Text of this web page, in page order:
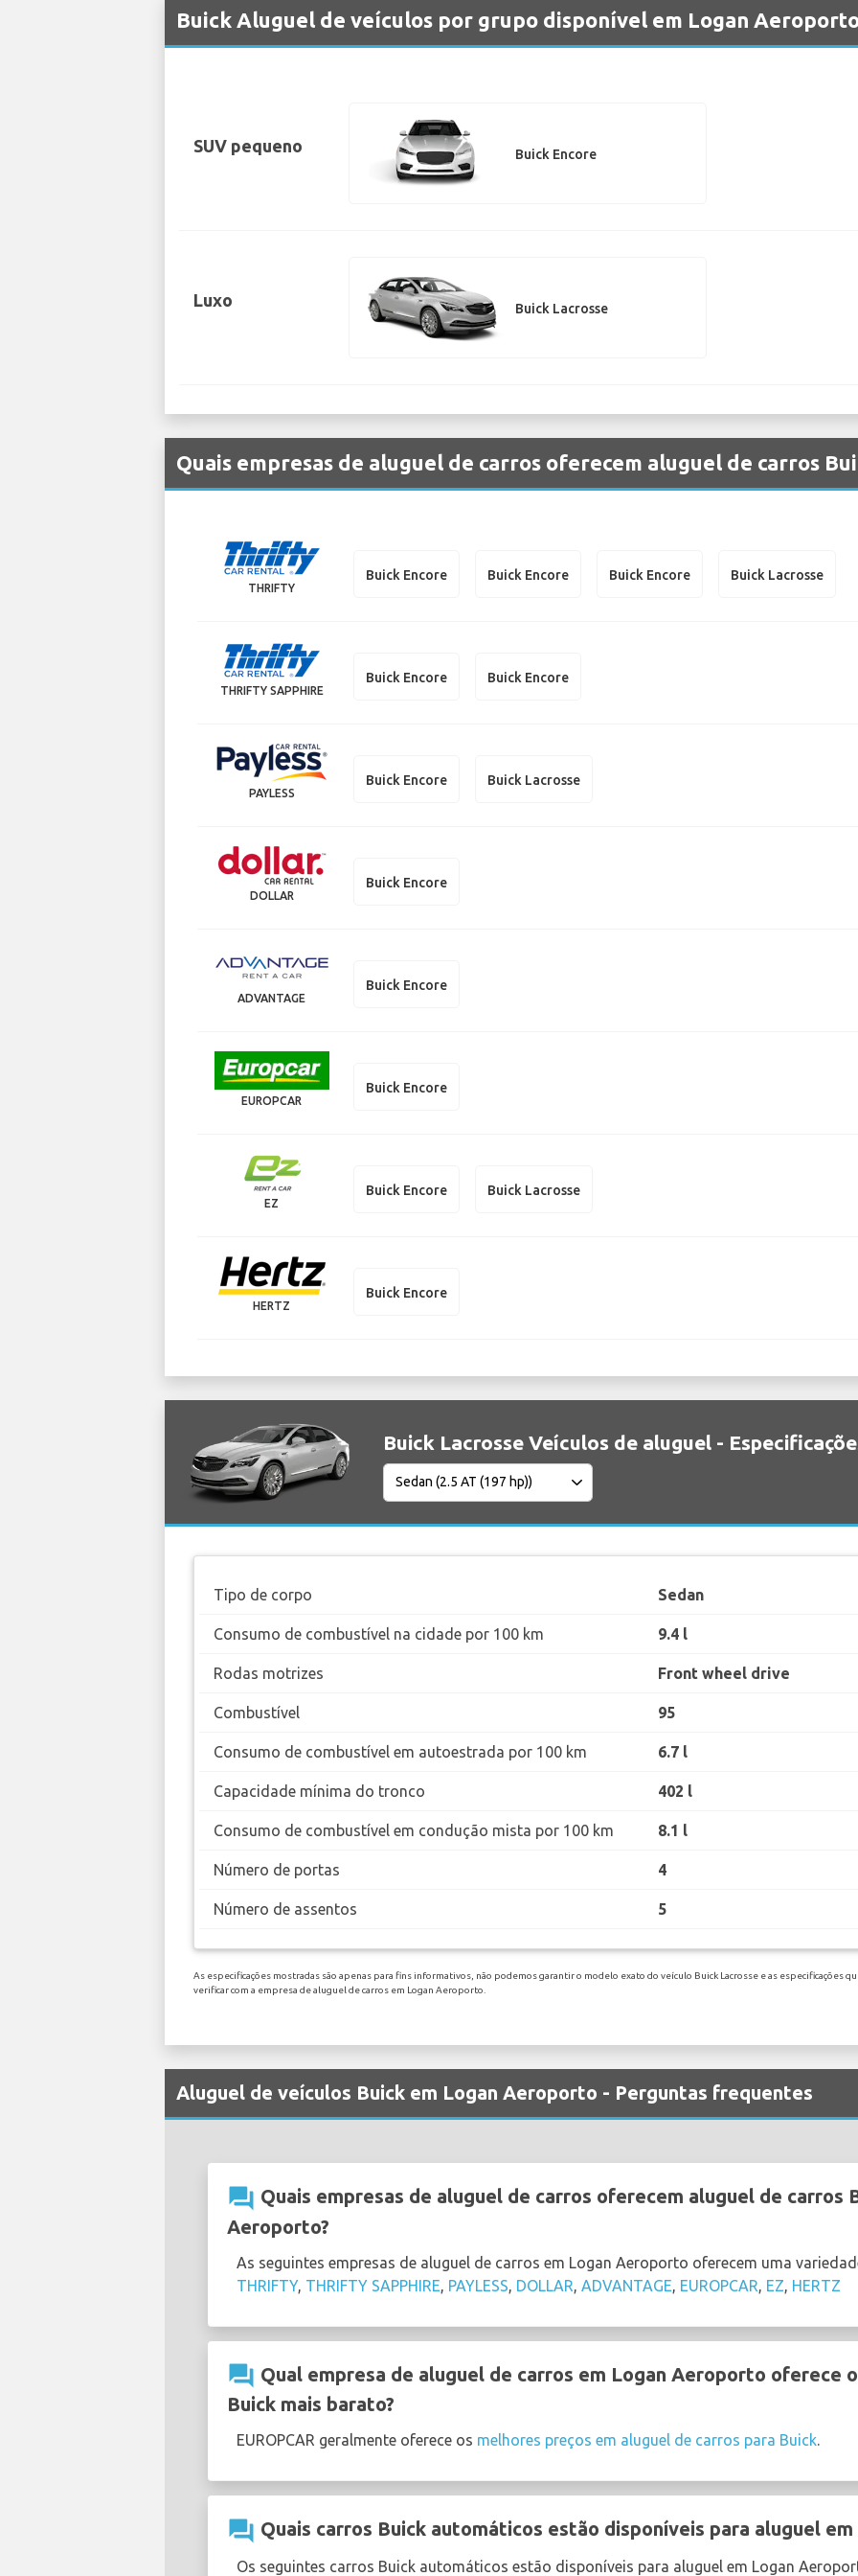
Buick Aluguel de veículos por grupo disponível em Logan
SUV pequeno Buick Encore
Luxo Buick Lacrosse
Quais empresas de aluguel de carros oferecem aluguel de carros
THRIFTY
Buick Encore Buick Encore Buick Encore Buick Lacrosse
THRIFTY SAPPHIRE
Buick Encore Buick Encore
PAYLESS
Buick Encore Buick Lacrosse
DOLLAR
Buick Encore
ADVANTAGE
Buick Encore
EUROPCAR
Buick Encore
EZ
Buick Encore Buick Lacrosse
HERTZ
Buick Encore
Buick Lacrosse Veículos de aluguel -
Tipo de corpo Sedan
Consumo de combustível na cidade por 100 km 9.4 l
Rodas motrizes Front wheel drive
Combustível 95
Consumo de combustível em autoestrada por 100 km 6.7 l
Capacidade mínima do tronco 402 l
Consumo de combustível em condução mista por 100 km 8.1 l
Número de portas 4
Número de assentos 5
As especificações mostradas são apenas para fins informativos, não podemos garantir o modelo exato do veículo Buick Lacrosse e as especificações
verificar com a empresa de aluguel de carros em Logan Aeroporto.
Aluguel de veículos Buick em Logan Aeroporto - Perguntas frequentes
question_answer Quais empresas de aluguel de carros oferecem aluguel de carros
Aeroporto?
As seguintes empresas de aluguel de carros em Logan Aeroporto oferecem uma
THRIFTY, THRIFTY SAPPHIRE, PAYLESS, DOLLAR, ADVANTAGE, EUROPCAR, EZ, HERTZ
question_answer Qual empresa de aluguel de carros em Logan Aeroporto oferece
Buick mais barato?
EUROPCAR geralmente oferece os melhores preços em aluguel de carros para Buick.
question_answer Quais carros Buick automáticos estão disponíveis para aluguel
Os seguintes carros Buick automáticos estão disponíveis para aluguel em Logan